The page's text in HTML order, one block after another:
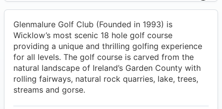
Glenmalure Golf Club (Founded in 1993) is
Wicklow’s most scenic 18 hole golf course
providing a unique and thrilling golfing experience
for all levels. The golf course is carved from the
natural landscape of Ireland’s Garden County with
rolling fairways, natural rock quarries, lake, trees,
streams and gorse.